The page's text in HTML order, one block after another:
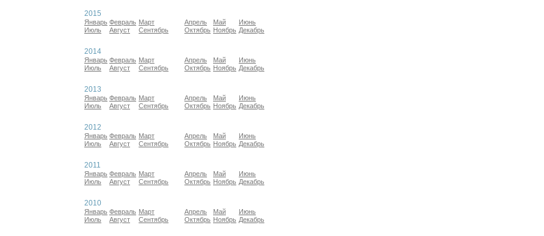
2015
Январь Февраль Март Апрель Май
Июнь
Июль
Август Сентябрь Октябрь Ноябрь Декабрь
2014
Январь Февраль Март Апрель Май
Июнь
Июль
Август Сентябрь Октябрь Ноябрь Декабрь
2013
Январь Февраль Март Апрель Май
Июнь
Июль
Август Сентябрь Октябрь Ноябрь Декабрь
2012
Январь Февраль Март Апрель Май
Июнь
Июль
Август Сентябрь Октябрь Ноябрь Декабрь
2011
Январь Февраль Март Апрель Май
Июнь
Июль
Август Сентябрь Октябрь Ноябрь Декабрь
2010
Январь Февраль Март Апрель Май
Июнь
Июль
Август Сентябрь Октябрь Ноябрь Декабрь